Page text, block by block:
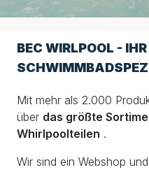
BEC WIRLPOOL -
Mit mehr als 2.000
über das größte
Whirlpoolteilen .
Wir sind ein Webshop